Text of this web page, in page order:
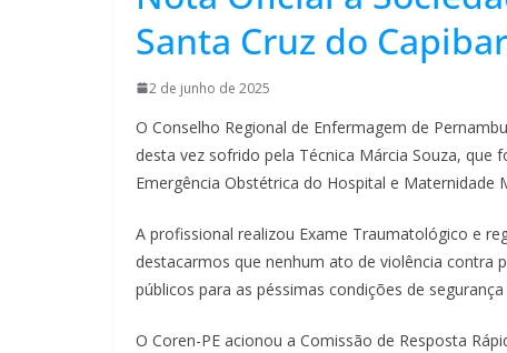
Santa Cruz do
2 de junho de 2025
O Conselho Regional de Enfermagem de
desta vez sofrido pela Técnica Márcia Souza,
Emergência Obstétrica do Hospital e Maternidade
A profissional realizou Exame Traumatológico e
destacarmos que nenhum ato de violência contra
públicos para as péssimas condições de
O Coren-PE acionou a Comissão de Resposta